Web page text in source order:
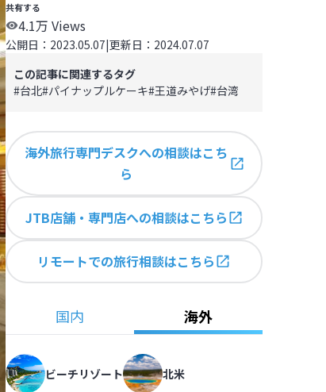
共有する
4.1万 Views
公開日： 2023.05.07|更新日： 2024.07.07
この記事に関連するタグ
#台北#パイナップルケーキ#王道みやげ#台湾
海外旅行専門デスクへの相談はこち
ら
JTB店舗・専門店への相談はこちら
リモートでの旅行相談はこちら
国内 海外
ビーチリゾート 北米